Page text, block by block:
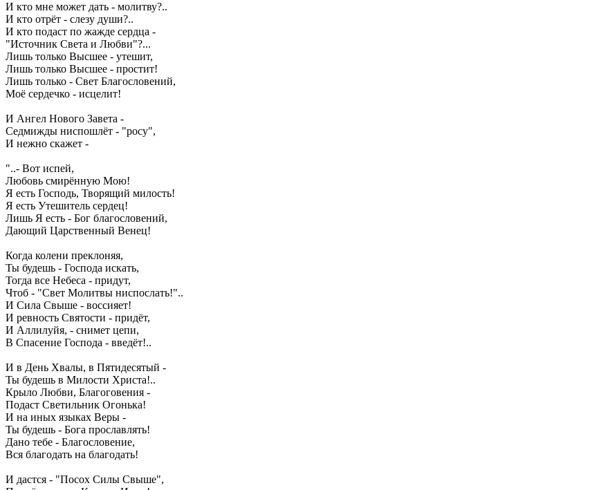
И кто мне может дать - молитву?..
И кто отрёт - слезу души?..
И кто подаст по жажде сердца -
"Источник Света и Любви"?...
Лишь только Высшее - утешит,
Лишь только Высшее - простит!
Лишь только - Свет Благословений,
Моё сердечко - исцелит!
И Ангел Нового Завета -
Седмижды ниспошлёт - "росу",
И нежно скажет -
"..- Вот испей,
Любовь смирённую Мою!
Я есть Господь, Творящий милость!
Я есть Утешитель сердец!
Лишь Я есть - Бог благословений,
Дающий Царственный Венец!
Когда колени преклоняя,
Ты будешь - Господа искать,
Тогда все Небеса - придут,
Чтоб - "Свет Молитвы ниспослать!"..
И Сила Свыше - воссияет!
И ревность Святости - придёт,
И Аллилуйя, - снимет цепи,
В Спасение Господа - введёт!..
И в День Хвалы, в Пятидесятый -
Ты будешь в Милости Христа!..
Крыло Любви, Благоговения -
Подаст Светильник Огонька!
И на иных языках Веры -
Ты будешь - Бога прославлять!
Дано тебе - Благословение,
Вся благодать на благодать!
И дастся - "Посох Силы Свыше",